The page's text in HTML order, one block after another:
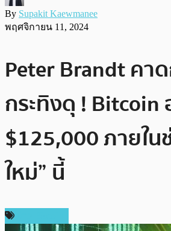
By Supakit Kaewmanee
พฤศจิกายน 11, 2024
Peter Brandt คา
กระทิงดุ ! Bitcoin
$125,000 ภายใน
ใหม่” นี้